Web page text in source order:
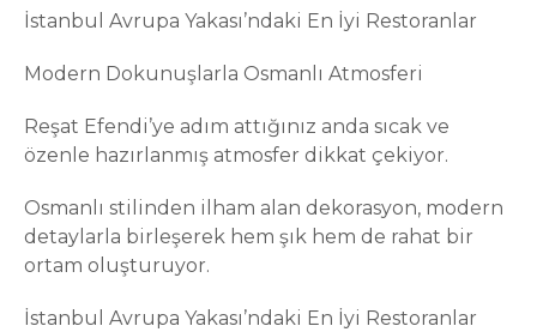
İstanbul Avrupa Yakası’ndaki En İyi Restoranlar
Modern Dokunuşlarla Osmanlı Atmosferi
Reşat Efendi’ye adım attığınız anda sıcak ve
özenle hazırlanmış atmosfer dikkat çekiyor.
Osmanlı stilinden ilham alan dekorasyon, modern
detaylarla birleşerek hem şık hem de rahat bir
ortam oluşturuyor.
İstanbul Avrupa Yakası’ndaki En İyi Restoranlar